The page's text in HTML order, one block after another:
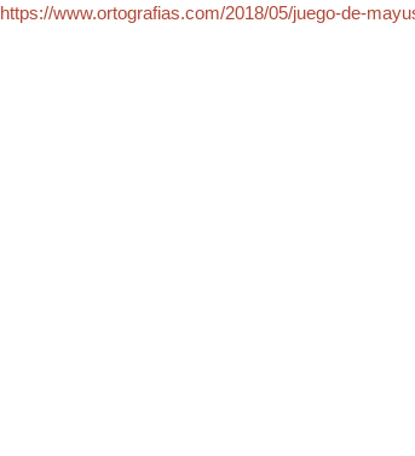
https://www.ortografias.com/2018/05/juego-de-